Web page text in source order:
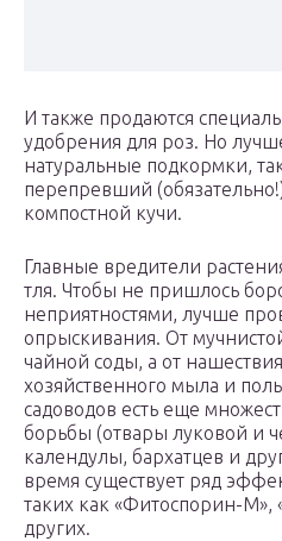
И также продаются
удобрения для роз. Но
натуральные подкормки,
перепревший
компостной кучи.
Главные вредители
тля. Чтобы не пришлось
неприятностями, лучше
опрыскивания. От
чайной соды, а от
хозяйственного мыла и
садоводов есть еще
борьбы (отвары луковой и
календулы, бархатцев и
время существует ряд
таких как «Фитоспорин-М»,
других.